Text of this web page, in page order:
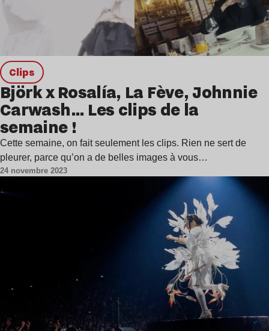
clips
Björk x Rosalía, La Fève, Johnnie
Carwash… Les clips de la
semaine !
Cette semaine, on fait seulement les clips. Rien ne sert de
pleurer, parce qu’on a de belles images à vous…
24 novembre 2023